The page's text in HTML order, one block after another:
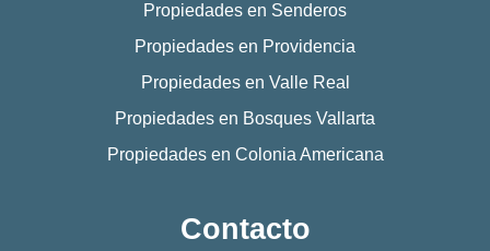
Propiedades en Senderos
Propiedades en Providencia
Propiedades en Valle Real
Propiedades en Bosques Vallarta
Propiedades en Colonia Americana
Contacto